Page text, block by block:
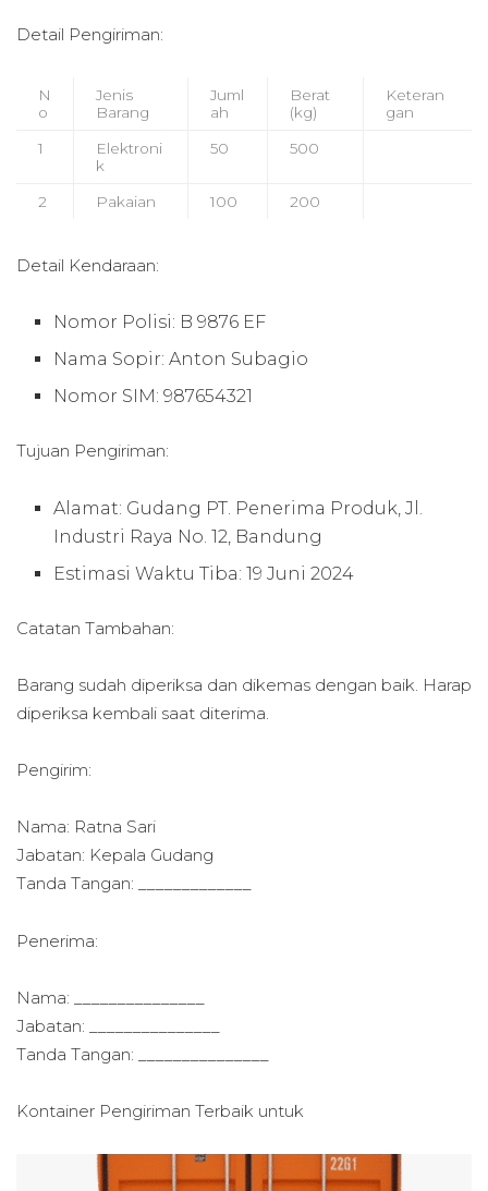
Detail Pengiriman:
N
o
Jenis
Barang
Juml
ah
Berat
(kg)
Keteran
gan
1
Elektroni
k
50 500
2 Pakaian 100 200
Detail Kendaraan:
Nomor Polisi: B 9876 EF
Nama Sopir: Anton Subagio
Nomor SIM: 987654321
Tujuan Pengiriman:
Alamat: Gudang PT. Penerima Produk, Jl.
Industri Raya No. 12, Bandung
Estimasi Waktu Tiba: 19 Juni 2024
Catatan Tambahan:
Barang sudah diperiksa dan dikemas dengan baik. Harap
diperiksa kembali saat diterima.
Pengirim:
Nama: Ratna Sari
Jabatan: Kepala Gudang
Tanda Tangan: _____________
Penerima:
Nama: _______________
Jabatan: _______________
Tanda Tangan: _______________
Kontainer Pengiriman Terbaik untuk